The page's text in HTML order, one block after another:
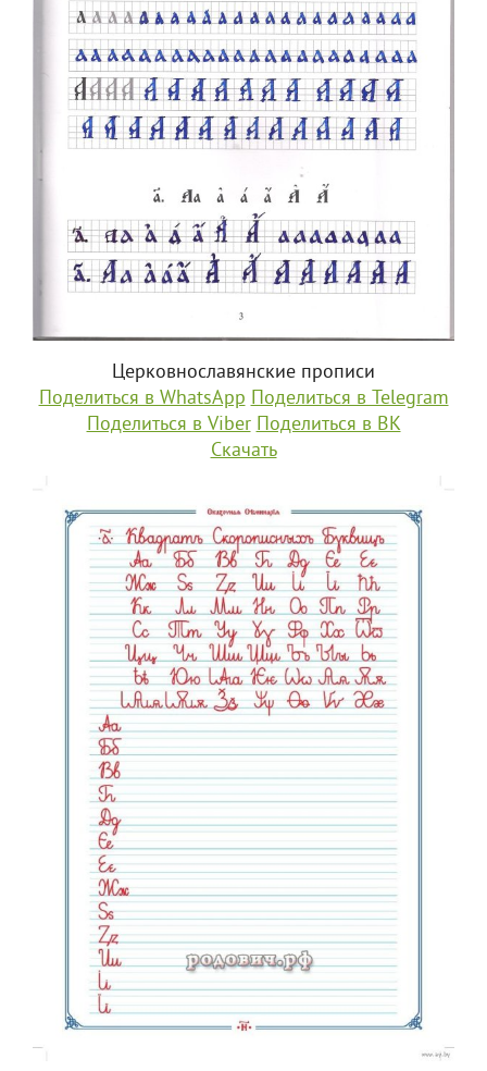
Церковнославянские прописи
Поделиться в WhatsApp Поделиться в Telegram
Поделиться в Viber Поделиться в ВК
Скачать